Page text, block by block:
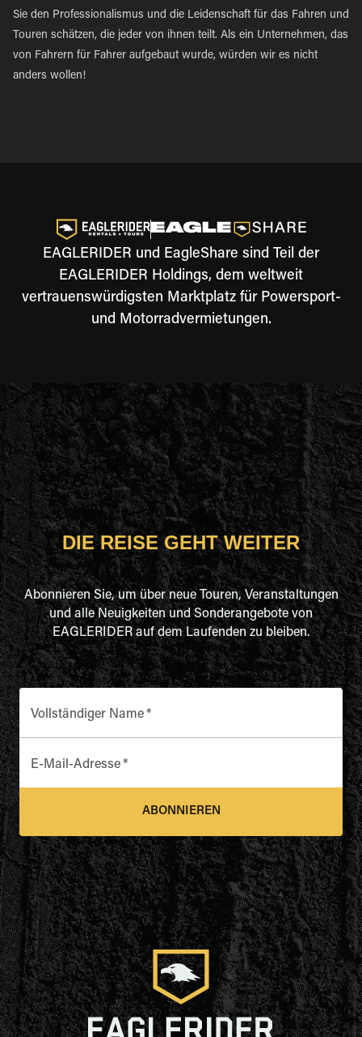
Sie den Professionalismus und die Leidenschaft für das Fahren und
Touren schätzen, die jeder von ihnen teilt. Als ein Unternehmen, das
von Fahrern für Fahrer aufgebaut wurde, würden wir es nicht
anders wollen!
EAGLERIDER und EagleShare sind Teil der
EAGLERIDER Holdings, dem weltweit
vertrauenswürdigsten Marktplatz für Powersport-
und Motorradvermietungen.
DIE REISE GEHT WEITER
Abonnieren Sie, um über neue Touren, Veranstaltungen
und alle Neuigkeiten und Sonderangebote von
EAGLERIDER auf dem Laufenden zu bleiben.
Vollständiger Name*
E-Mail-Adresse*
ABONNIEREN